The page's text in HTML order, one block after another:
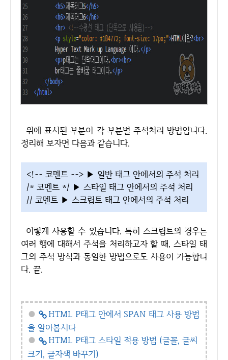
위에 표시된 부분이 각 부분별 주석처리 방법입니다.
정리해 보자면 다음과 같습니다.
<!-- 코멘트 --> ▶ 일반 태그 안에서의 주석 처리
/* 코멘트 */ ▶ 스타일 태그 안에서의 주석 처리
// 코멘트 ▶ 스크립트 태그 안에서의 주석 처리
이렇게 사용할 수 있습니다. 특히 스크립트의 경우는
여러 행에 대해서 주석을 처리하고자 할 때, 스타일 태
그의 주석 방식과 동일한 방법으로도 사용이 가능합니
다. 끝.
●
HTML P태그 안에서 SPAN 태그 사용 방법
을 알아봅시다
●
HTML P태그 스타일 적용 방법 (글꼴, 글씨
크기, 글자색 바꾸기)